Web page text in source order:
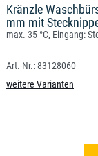
Kränzle
mm mit
max. 35 °C, Eingang:
83128060
weitere Varianten